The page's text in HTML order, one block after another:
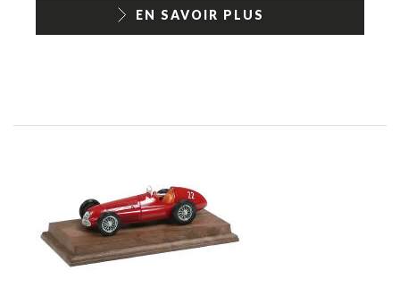
EN SAVOIR PLUS